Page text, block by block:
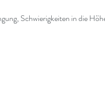
Schwierigkeiten in die